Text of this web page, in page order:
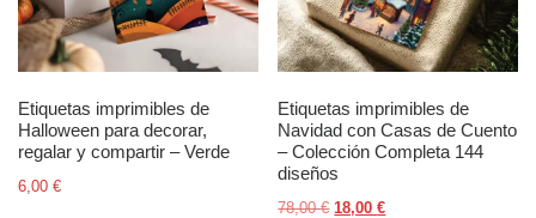
Etiquetas imprimibles de
Halloween para decorar,
regalar y compartir – Verde
6,00 €
Etiquetas imprimibles de
Navidad con Casas de Cuento
– Colección Completa 144
diseños
78,00€ El precio original era: 78,00
18,00€El precio actual es: